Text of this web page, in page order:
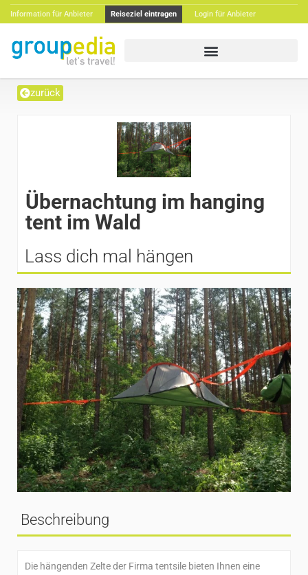
Information für Anbieter Reiseziel eintragen Login für Anbieter
zurück
Übernachtung im hanging
tent im Wald
Lass dich mal hängen
Beschreibung
Die hängenden Zelte der Firma tentsile bieten Ihnen eine